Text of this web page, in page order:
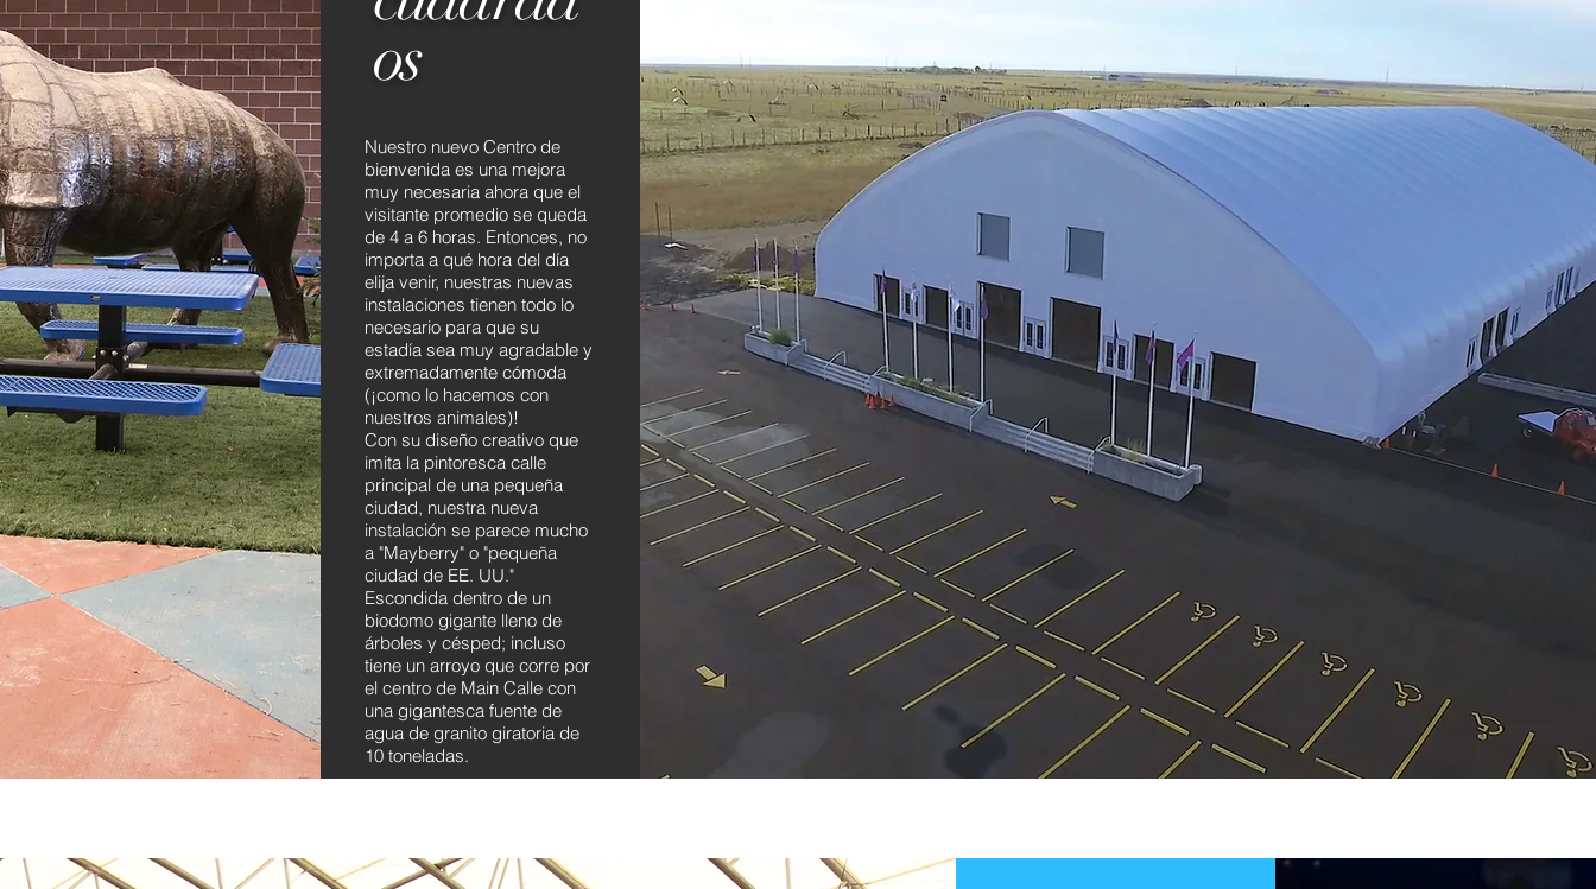
os
Nuestro nuevo Centro de
bienvenida es una mejora
muy necesaria ahora que el
visitante promedio se queda
de 4 a 6 horas. Entonces, no
importa a qué hora del día
elija venir, nuestras nuevas
instalaciones tienen todo lo
necesario para que su
estadía sea muy agradable y
extremadamente cómoda
(¡como lo hacemos con
nuestros animales)!
Con su diseño creativo que
imita la pintoresca calle
principal de una pequeña
ciudad, nuestra nueva
instalación se parece mucho
a "Mayberry" o "pequeña
ciudad de EE. UU."
Escondida dentro de un
biodomo gigante lleno de
árboles y césped; incluso
tiene un arroyo que corre por
el centro de Main Calle con
una gigantesca fuente de
agua de granito giratoria de
10 toneladas.